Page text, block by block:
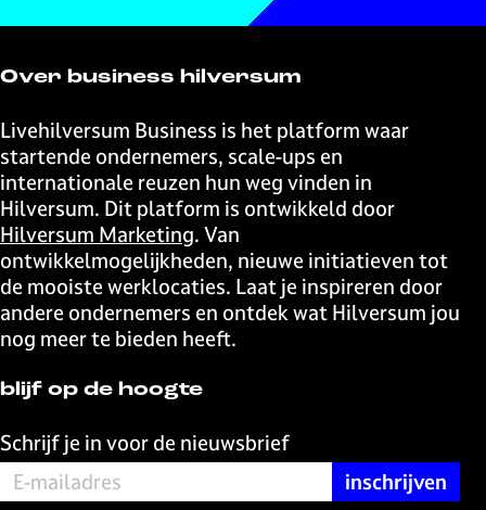
Over business hilversum
Livehilversum Business is het platform waar
startende ondernemers, scale-ups en
internationale reuzen hun weg vinden in
Hilversum. Dit platform is ontwikkeld door
Hilversum Marketing. Van
ontwikkelmogelijkheden, nieuwe initiatieven tot
de mooiste werklocaties. Laat je inspireren door
andere ondernemers en ontdek wat Hilversum jou
nog meer te bieden heeft.
blijf op de hoogte
Schrijf je in voor de nieuwsbrief